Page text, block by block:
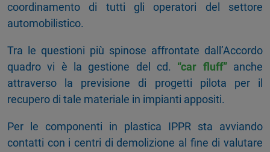
coordinamento di tutti gli operatori del settore
automobilistico.
Tra le questioni più spinose affrontate dall’Accordo
quadro vi è la gestione del cd. “car fluff” anche
attraverso la previsione di progetti pilota per il
recupero di tale materiale in impianti appositi.
Per le componenti in plastica IPPR sta avviando
contatti con i centri di demolizione al fine di valutare